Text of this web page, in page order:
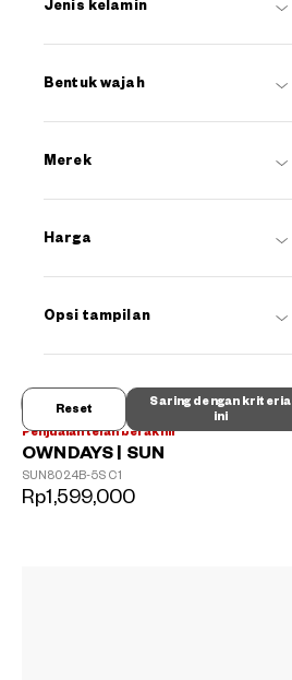
Jenis kelamin
Bentuk wajah
Merek
Harga
Opsi tampilan
Saring dengan kriteria
ini
Reset
Penjualan telah berakhir
OWNDAYS | SUN
SUN8024B-5S C1
Rp1,599,000